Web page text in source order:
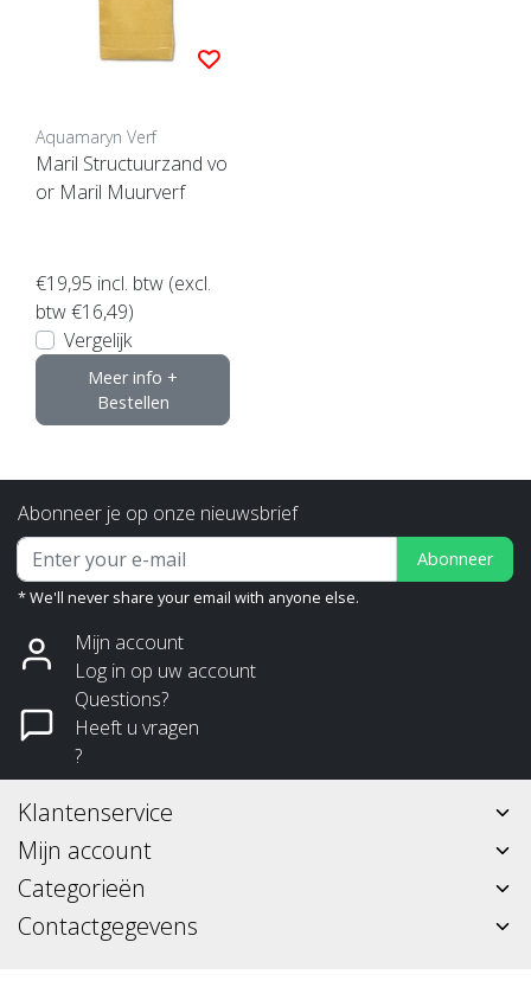
Aquamaryn Verf
Maril Structuurzand vo
or Maril Muurverf
€19,95 incl. btw (excl.
btw €16,49)
Vergelijk
Meer info +
Bestellen
Abonneer je op onze nieuwsbrief
Abonneer
* We'll never share your email with anyone else.
Mijn account
Log in op uw account
Questions?
Heeft u vragen
?
Klantenservice
Mijn account
Categorieën
Contactgegevens